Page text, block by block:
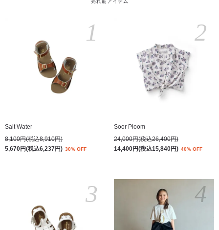
Salt Water
8,100円(税込8,910円)
5,670円(税込6,237円) 30% OFF
1
Soor Ploom
24,000円(税込26,400円)
14,400円(税込15,840円) 40% OFF
2
3 4